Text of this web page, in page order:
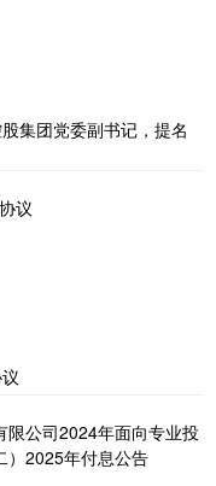
集团党委副书记，提名